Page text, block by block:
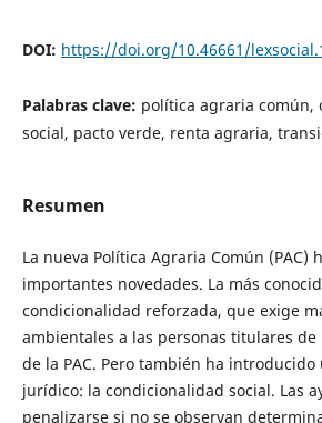
DOI: https://doi.org/10.46661/
Palabras clave: política agraria común,
social, pacto verde, renta agraria,
Resumen
La nueva Política Agraria Común (PAC)
importantes novedades. La más
condicionalidad reforzada, que exige
ambientales a las personas titulares de
de la PAC. Pero también ha
jurídico: la condicionalidad social. Las
penalizarse si no se observan